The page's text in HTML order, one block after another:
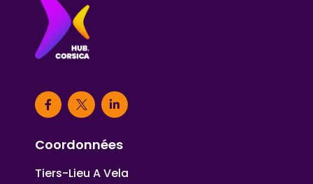
Coordonnées
Tiers-Lieu A Vela